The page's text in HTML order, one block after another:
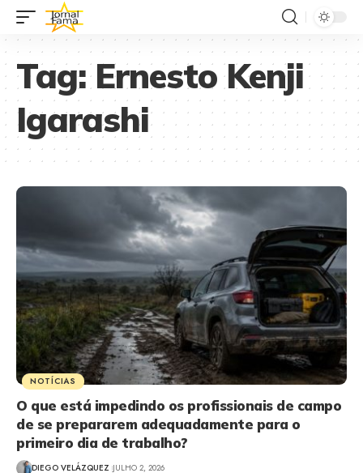
Tag:Ernesto Kenji
Igarashi
NOTÍCIAS
O que está impedindo os profissionais de campo
de se prepararem adequadamente para o
primeiro dia de trabalho?
DIEGO VELÁZQUEZ JULHO 2, 2026